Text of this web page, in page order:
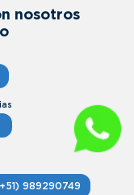
nosotros
989290749